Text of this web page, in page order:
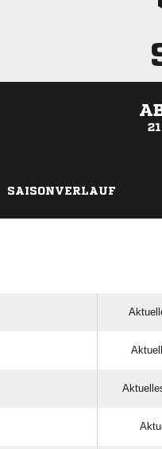
SAISONVERLAUF